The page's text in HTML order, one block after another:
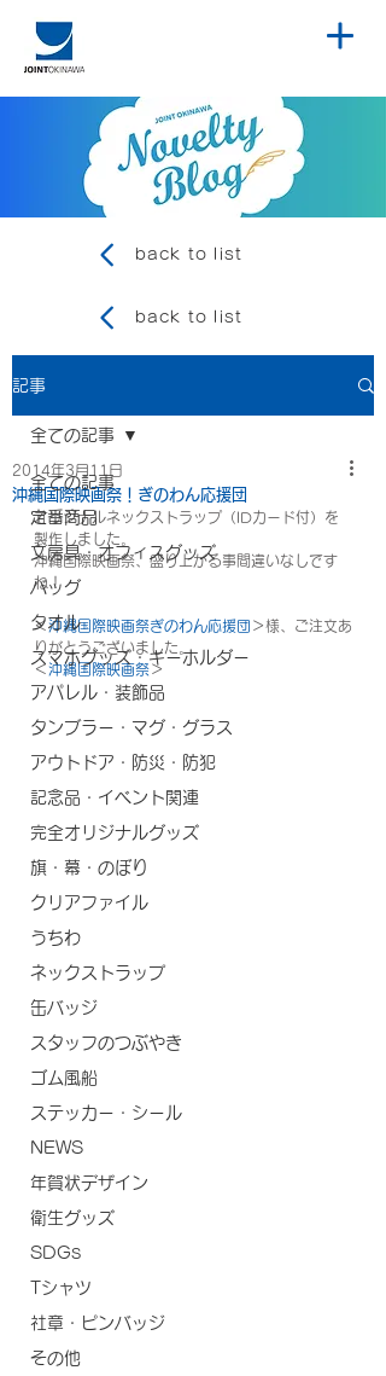
back to list
back to list
記事
全ての記事
定番商品
文房具・オフィスグッズ
バッグ
タオル
スマホグッズ・キーホルダー
アパレル・装飾品
タンブラー・マグ・グラス
アウトドア・防災・防犯
記念品・イベント関連
完全オリジナルグッズ
旗・幕・のぼり
クリアファイル
うちわ
ネックストラップ
缶バッジ
スタッフのつぶやき
ゴム風船
ステッカー・シール
NEWS
年賀状デザイン
衛生グッズ
SDGs
Tシャツ
社章・ピンバッジ
その他
全ての記事
沖縄国際映画祭！ぎのわん応援団
2014年3月11日
オリジナルネックストラップ（IDカード付）を
製作しました。
沖縄国際映画祭、盛り上がる事間違いなしです
ね！
＜沖縄国際映画祭ぎのわん応援団 ＞様、ご注文あ
りがとうございました。
＜沖縄国際映画祭＞